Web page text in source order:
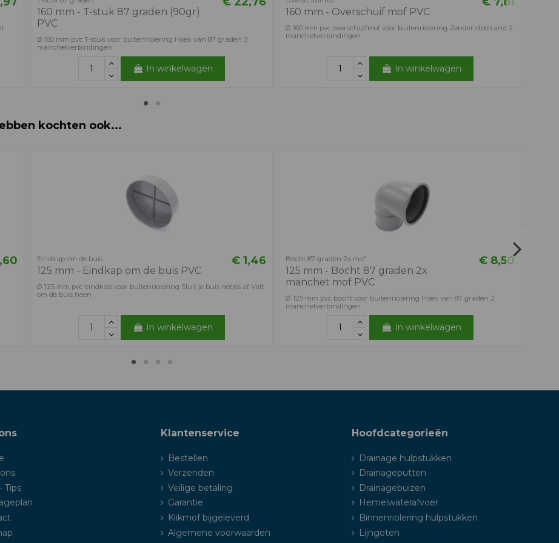
160 mm - T-stuk 87 graden (90gr)
PVC
Ø 160 mm pvc T-stuk voor buitenriolering Hoek van 87 graden 3
manchetverbindingen
In winkelwagen
160 mm - Overschuif mof PVC
Ø 160 mm pvc overschuifmof voor buitenriolering Zonder stootrand 2
manchetverbindingen
In winkelwagen
kochten ook...
Eindkap om de buis
125 mm - Eindkap om de buis PVC
€ 1,46
Ø 125 mm pvc eindkap voor buitenriolering Sluit je buis netjes af Valt
om de buis heen
In winkelwagen
Bocht 87 graden 2x mof
125 mm - Bocht 87 graden 2x
manchet mof PVC
€ 8,50
Ø 125 mm pvc bocht voor buitenriolering Hoek van 87 graden 2
manchetverbindingen
In winkelwagen
Tips
Klantenservice
Bestellen
Verzenden
Veilige betaling
Garantie
Klikmof bijgeleverd
Algemene voorwaarden
Hoofdcategorieën
Drainage hulpstukken
Drainageputten
Drainagebuizen
Hemelwaterafvoer
Binnenriolering hulpstukken
Lijngoten